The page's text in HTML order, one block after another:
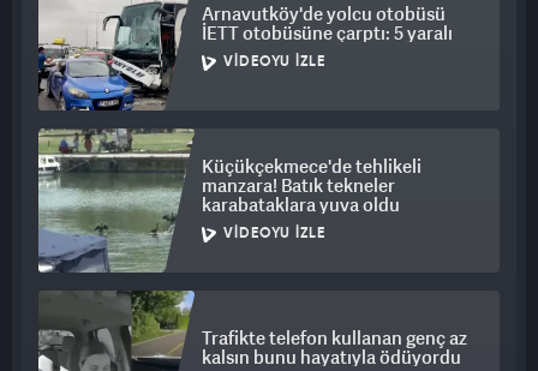
Arnavutköy'de yolcu otobüsü
İETT otobüsüne çarptı: 5 yaralı
VIDEOYU İZLE
Küçükçekmece'de tehlikeli
manzara! Batık tekneler
karabataklara yuva oldu
VIDEOYU İZLE
Trafikte telefon kullanan genç az
kalsın bunu hayatıyla ödüyordu